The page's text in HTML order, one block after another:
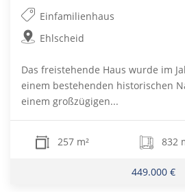
Einfamilienhaus
Ehlscheid
Das freistehende Haus wurde im
einem bestehenden historischen
einem großzügigen...
257 m² 832
449.000 €